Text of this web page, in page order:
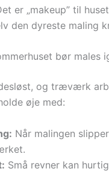
er „makeup” til
den dyreste maling
bør males
og træværk
øje med:
Når malingen
Små revner kan